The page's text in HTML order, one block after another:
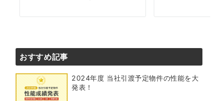
おすすめ記事
2024年度 当社引渡予定物件の性能を大
発表！